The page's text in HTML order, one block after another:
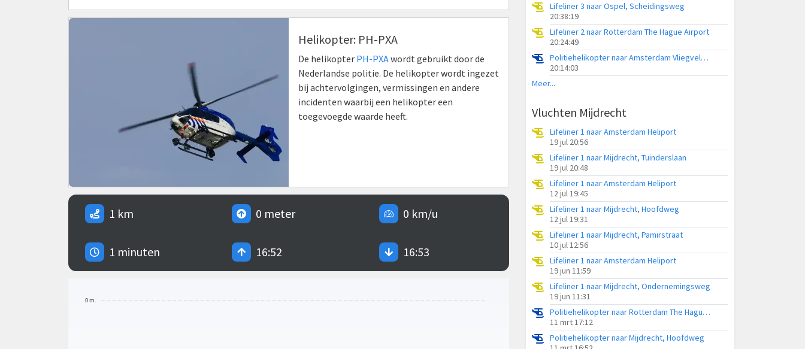
Helikopter: PH-PXA
De helikopter PH-PXAwordt gebruikt door de
Nederlandse politie. De helikopter wordt ingezet
bij achtervolgingen, vermissingen en andere
incidenten waarbij een helikopter een
toegevoegde waarde heeft.
1 km 0 meter 0 km/u
1 minuten 16:52 16:53
Lifeliner 3 naar Ospel, Scheidingsweg
20:38:19
Lifeliner 2 naar Rotterdam The Hague Airport
20:24:49
Politiehelikopter naar Amsterdam Vliegveld Schiphol
20:14:03
Meer...
Vluchten Mijdrecht
Lifeliner 1 naar Amsterdam Heliport
19 jul 20:56
Lifeliner 1 naar Mijdrecht, Tuinderslaan
19 jul 20:48
Lifeliner 1 naar Amsterdam Heliport
12 jul 19:45
Lifeliner 1 naar Mijdrecht, Hoofdweg
12 jul 19:31
Lifeliner 1 naar Mijdrecht, Pamirstraat
10 jul 12:56
Lifeliner 1 naar Amsterdam Heliport
19 jun 11:59
Lifeliner 1 naar Mijdrecht, Ondernemingsweg
19 jun 11:31
Politiehelikopter naar Rotterdam The Hague Airport
11 mrt 17:12
Politiehelikopter naar Mijdrecht, Hoofdweg